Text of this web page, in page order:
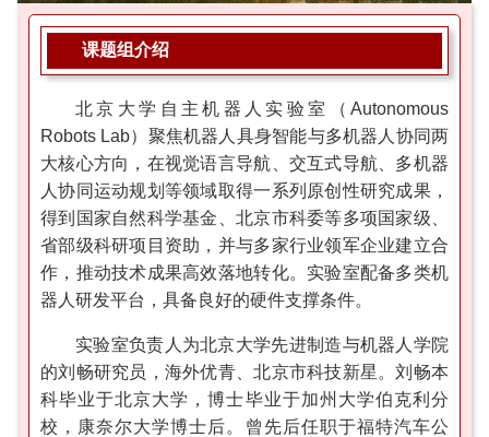
课题组介绍
北京大学自主机器人实验室（Autonomous
Robots Lab）聚焦机器人具身智能与多机器人协同两
大核心方向，在视觉语言导航、交互式导航、多机器
人协同运动规划等领域取得一系列原创性研究成果，
得到国家自然科学基金、北京市科委等多项国家级、
省部级科研项目资助，并与多家行业领军企业建立合
作，推动技术成果高效落地转化。实验室配备多类机
器人研发平台，具备良好的硬件支撑条件。
实验室负责人为北京大学先进制造与机器人学院
的刘畅研究员，海外优青、北京市科技新星。刘畅本
科毕业于北京大学，博士毕业于加州大学伯克利分
校，康奈尔大学博士后。曾先后任职于福特汽车公